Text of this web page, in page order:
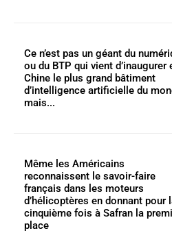
Ce n’est pas un géant du
ou du BTP qui vient d’inaugurer
Chine le plus grand bâtiment
d’intelligence artificielle du
mais...
Même les Américains
reconnaissent le savoir-faire
français dans les moteurs
d’hélicoptères en donnant pour
cinquième fois à Safran la
place